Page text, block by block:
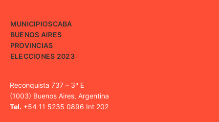
MUNICIPIOSCABA
BUENOS AIRES
PROVINCIAS
ELECCIONES 2023
Reconquista 737 – 3º E
(1003) Buenos Aires, Argentina
Tel. +54 11 5235 0896 Int 202